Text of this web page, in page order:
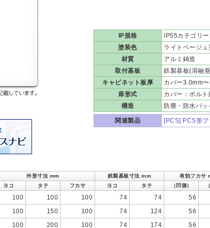
IP規格
IP55カテゴリ
塗装色
ライトベージ
材質
アルミ鋳造
取付基板
鉄製基板(溶融
キャビネット板厚
カバー3.0mm
扉形式
カバー：ボルト
構造
防塵・防水パッ
関連製品 [PCS] PCS形
外形寸法 mm 鉄製基板寸法 mm
有効フカサ
ヨコ
タテ フカサ ヨコ タテ （凹側）
100 100 100 74 74 56
100
150 100 74 124 56
100
200 100 74 174 56